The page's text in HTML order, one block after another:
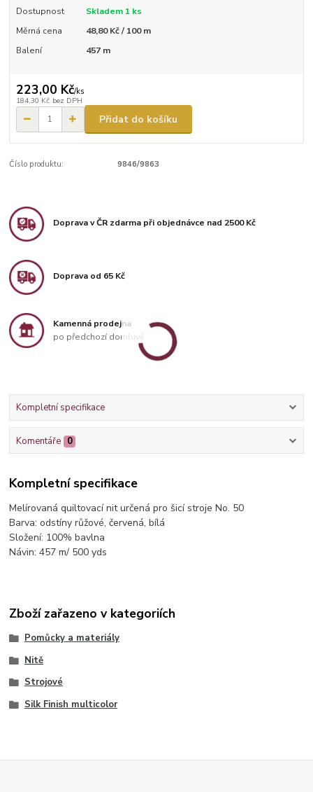
Dostupnost
Skladem 1 ks
Měrná cena
48,80 Kč / 100 m
Balení
457 m
223,00 Kč/ks
184,30 Kč bez DPH
Přidat do košíku
Číslo produktu: 9846/9863
Doprava v ČR zdarma při objednávce nad 2500 Kč
Doprava od 65 Kč
Kamenná prodejna
po předchozí domluvě
Kompletní specifikace
Komentáře 0
Kompletní specifikace
Melírovaná quiltovací nit určená pro šicí stroje No. 50
Barva: odstíny růžové, červená, bílá
Složení: 100% bavlna
Návin: 457 m/ 500 yds
Zboží zařazeno v kategoriích
Pomůcky a materiály
Nitě
Strojové
Silk Finish multicolor